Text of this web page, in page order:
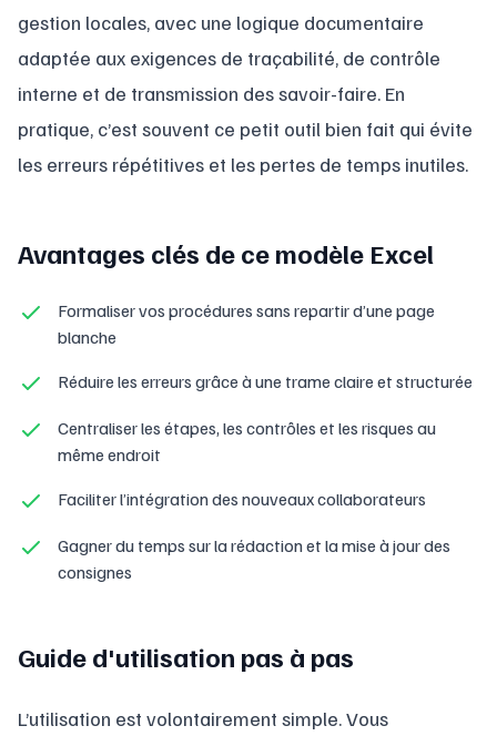
gestion locales, avec une logique documentaire
adaptée aux exigences de traçabilité, de contrôle
interne et de transmission des savoir-faire. En
pratique, c’est souvent ce petit outil bien fait qui évite
les erreurs répétitives et les pertes de temps inutiles.
Avantages clés de ce modèle Excel
Formaliser vos procédures sans repartir d’une page
blanche
Réduire les erreurs grâce à une trame claire et structurée
Centraliser les étapes, les contrôles et les risques au
même endroit
Faciliter l’intégration des nouveaux collaborateurs
Gagner du temps sur la rédaction et la mise à jour des
consignes
Guide d'utilisation pas à pas
L’utilisation est volontairement simple. Vous